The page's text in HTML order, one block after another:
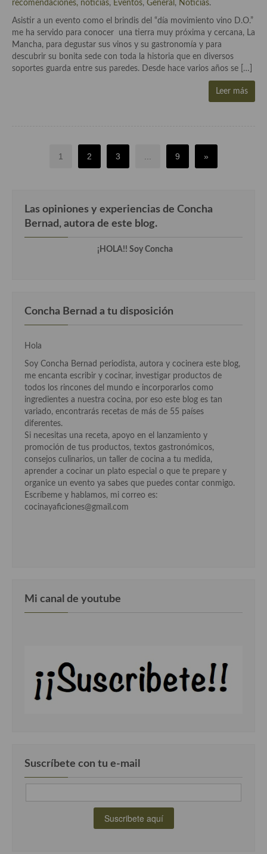
recomendaciones, noticias, Eventos, General , Noticias.
Asistir a un evento como el brindis del “día movimiento vino D.O.”
me ha servido para conocer una tierra muy próxima y cercana, La
Mancha, para degustar sus vinos y su gastronomía y para
descubrir su bonita sede con toda la historia que en diversos
soportes guarda entre sus paredes. Desde hace varios años se […]
Leer más
1 2 3 9 »
Las opiniones y experiencias de Concha
Bernad, autora de este blog.
¡HOLA!! Soy Concha
Concha Bernad a tu disposición
Hola
Soy Concha Bernad periodista, autora y cocinera este blog,
me encanta escribir y cocinar, investigar productos de
todos los rincones del mundo e incorporarlos como
ingredientes a nuestra cocina, por eso este blog es tan
variado, encontrarás recetas de más de 55 países
diferentes.
Si necesitas una receta, apoyo en el lanzamiento y
promoción de tus productos, textos gastronómicos,
consejos culinarios, un taller de cocina a tu medida,
aprender a cocinar un plato especial o que te prepare y
organice un evento ya sabes que puedes contar conmigo.
Escríbeme y hablamos, mi correo es:
cocinayaficiones@gmail.com
Mi canal de youtube
Suscríbete con tu e-mail